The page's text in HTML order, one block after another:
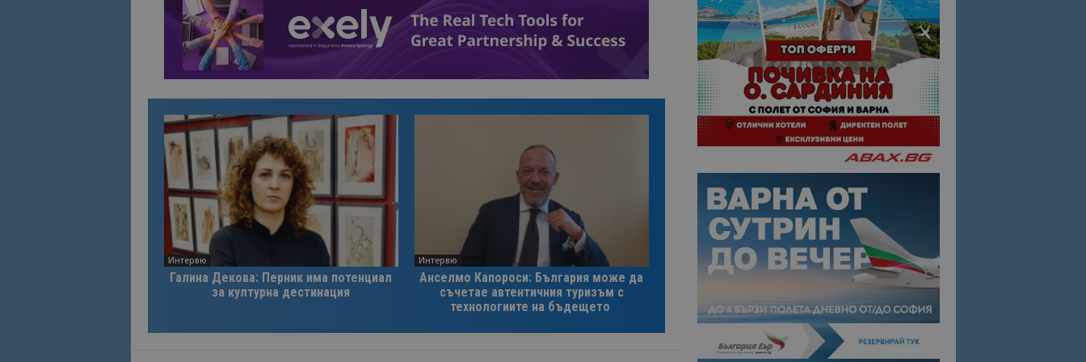
Интервю
Галина Декова: Перник има потенциал
за културна дестинация
Интервю
Анселмо Капороси: България може да
съчетае автентичния туризъм с
технологиите на бъдещето